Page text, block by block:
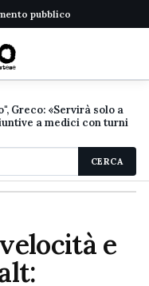
pubblico
Greco: «Servirà solo a
a medici con turni
CERCA
e